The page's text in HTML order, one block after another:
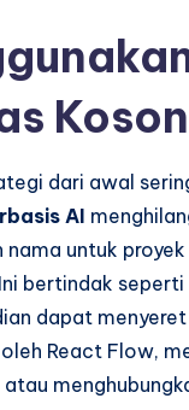
dari awal
AI
nama untuk
bertindak
dapat
React Flow,
atau